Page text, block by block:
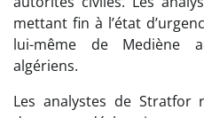
mettant fin à l’état
lui-même de Mediène
algériens.
Les analystes de Stratfor